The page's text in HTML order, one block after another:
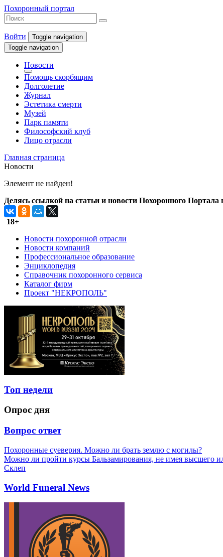
Похоронный портал
Войти
Toggle navigation
Toggle navigation
Новости
Помощь скорбящим
Долголетие
Журнал
Эстетика смерти
Музей
Парк памяти
Философский клуб
Лицо отрасли
Главная страница
Новости
Элемент не найден!
Делясь ссылкой на статьи и новости Похоронного Портала
18+
Новости похоронной отрасли
Новости компаний
Профессиональное образование
Энциклопедия
Справочник похоронного сервиса
Каталог фирм
Проект "НЕКРОПОЛЬ"
Топ недели
Опрос дня
Вопрос ответ
Похоронные суеверия. Можно ли брать землю с могилы?
Можно ли пройти курсы Бальзамирования, не имея высшего
Склеп
World Funeral News